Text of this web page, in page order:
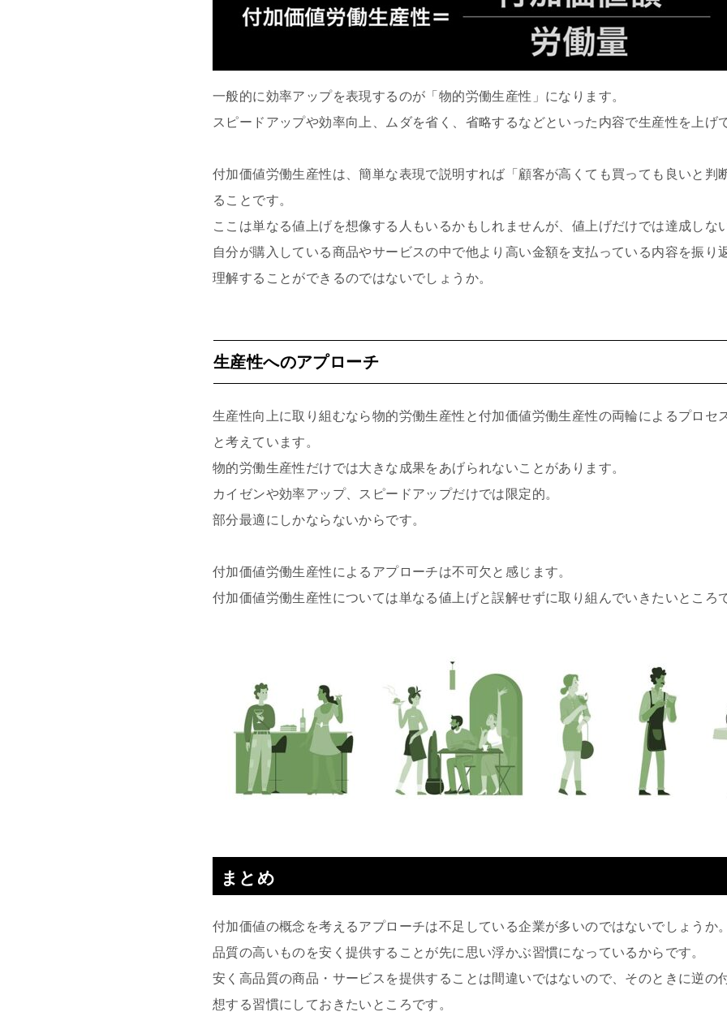
一般的に効率アップを表現するのが「物的労働生産性」になります。
スピードアップや効率向上、ムダを省く、省略するなどといった内容で生産性を上げ
付加価値労働生産性は、簡単な表現で説明すれば「顧客が高くても買っても良いと判
ることです。
ここは単なる値上げを想像する人もいるかもしれませんが、値上げだけでは達成しな
自分が購入している商品やサービスの中で他より高い金額を支払っている内容を振り
理解することができるのではないでしょうか。
生産性へのアプローチ
生産性向上に取り組むなら物的労働生産性と付加価値労働生産性の両輪によるプロセ
と考えています。
物的労働生産性だけでは大きな成果をあげられないことがあります。
カイゼンや効率アップ、スピードアップだけでは限定的。
部分最適にしかならないからです。
付加価値労働生産性によるアプローチは不可欠と感じます。
付加価値労働生産性については単なる値上げと誤解せずに取り組んでいきたいところ
まとめ
付加価値の概念を考えるアプローチは不足している企業が多いのではないでしょうか。
品質の高いものを安く提供することが先に思い浮かぶ習慣になっているからです。
安く高品質の商品・サービスを提供することは間違いではないので、そのときに逆の
想する習慣にしておきたいところです。